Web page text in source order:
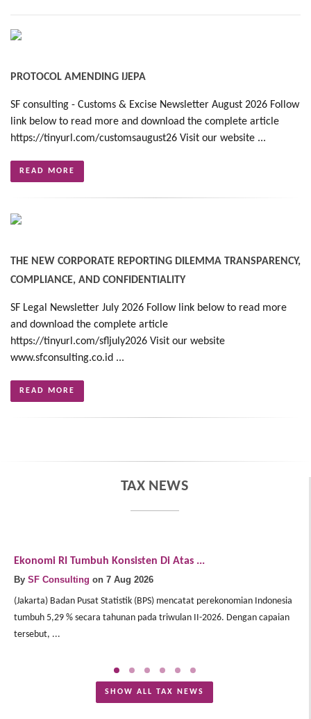
PROTOCOL AMENDING IJEPA
SF consulting - Customs & Excise Newsletter August 2026 Follow
link below to read more and download the complete article
https://tinyurl.com/customsaugust26 Visit our website ...
READ MORE
THE NEW CORPORATE REPORTING DILEMMA TRANSPARENCY,
COMPLIANCE, AND CONFIDENTIALITY
SF Legal Newsletter July 2026 Follow link below to read more
and download the complete article
https://tinyurl.com/sfljuly2026 Visit our website
www.sfconsulting.co.id ...
READ MORE
TAX NEWS
Ekonomi RI Tumbuh Konsisten Di Atas ...
By SF Consulting on 7 Aug 2026
(Jakarta) Badan Pusat Statistik (BPS) mencatat perekonomian Indonesia
tumbuh 5,29 % secara tahunan pada triwulan II-2026. Dengan capaian
tersebut, ...
SHOW ALL TAX NEWS